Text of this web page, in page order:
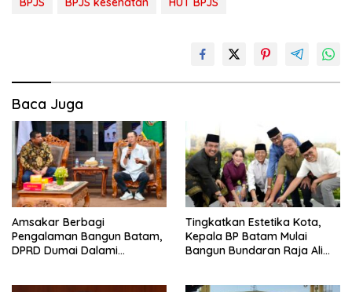
Baca Juga
Amsakar Berbagi
Pengalaman Bangun Batam,
DPRD Dumai Dalami
Tingkatkan Estetika Kota,
Kepala BP Batam Mulai
Bangun Bundaran Raja Ali